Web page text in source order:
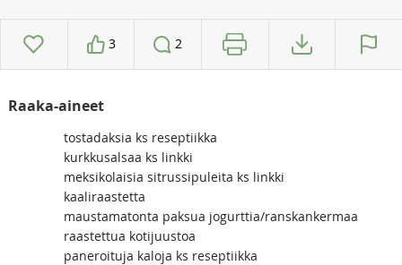
3 2
Raaka-aineet
tostadaksia ks reseptiikka
kurkkusalsaa ks linkki
meksikolaisia sitrussipuleita ks linkki
kaaliraastetta
maustamatonta paksua jogurttia/ranskankermaa
raastettua kotijuustoa
paneroituja kaloja ks reseptiikka